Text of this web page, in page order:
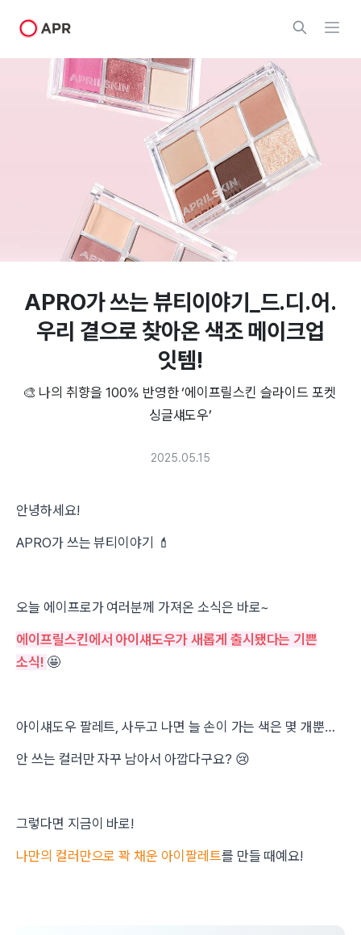
APRO가 쓰는 뷰티이야기_드.디.어.
우리 곁으로 찾아온 색조 메이크업
잇템!
🎨 나의 취향을 100% 반영한 ‘에이프릴스킨 슬라이드 포켓
싱글섀도우’
2025.05.15
안녕하세요!
APRO가 쓰는 뷰티이야기
💄
오늘 에이프로가 여러분께 가져온 소식은 바로~
에이프릴스킨에서 아이섀도우가 새롭게 출시됐다는 기쁜
소식! 🤩
아이섀도우 팔레트, 사두고 나면 늘 손이 가는 색은 몇 개뿐…
안 쓰는 컬러만 자꾸 남아서 아깝다구요? 😢
그렇다면 지금이 바로!
나만의 컬러만으로 꽉 채운 아이팔레트를 만들 때예요!